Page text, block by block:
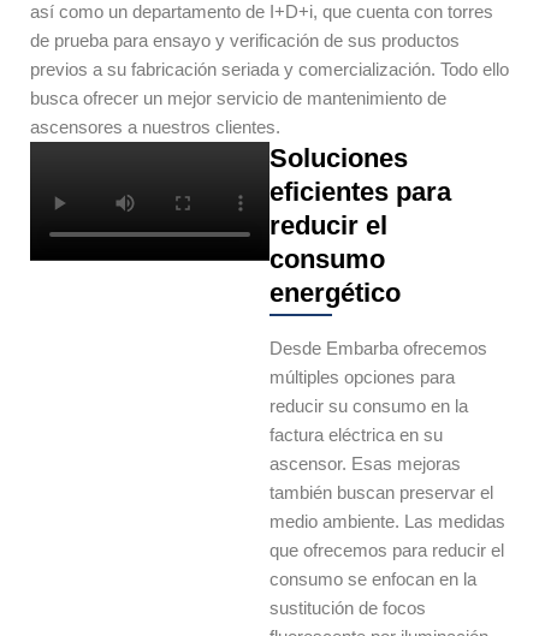
así como un departamento de I+D+i, que cuenta con torres
de prueba para ensayo y verificación de sus productos
previos a su fabricación seriada y comercialización. Todo ello
busca ofrecer un mejor servicio de mantenimiento de
ascensores a nuestros clientes.
Soluciones
eficientes para
reducir el
consumo
energético
Desde Embarba ofrecemos
múltiples opciones para
reducir su consumo en la
factura eléctrica en su
ascensor. Esas mejoras
también buscan preservar el
medio ambiente. Las medidas
que ofrecemos para reducir el
consumo se enfocan en la
sustitución de focos